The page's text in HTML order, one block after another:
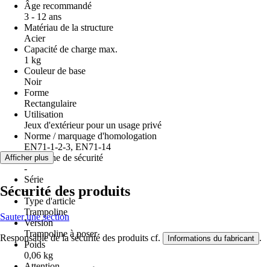
Âge recommandé
3 - 12 ans
Matériau de la structure
Acier
Capacité de charge max.
1 kg
Couleur de base
Noir
Forme
Rectangulaire
Utilisation
Jeux d'extérieur pour un usage privé
Norme / marquage d'homologation
EN71-1-2-3, EN71-14
Consigne de sécurité
-
Série
-
Type d'article
Trampoline
Version
Trampoline à poser
Poids
0,06 kg
Afficher plus
Sécurité des produits
Sauter une section
Responsable de la sécurité des produits cf. Informations du fabricant .